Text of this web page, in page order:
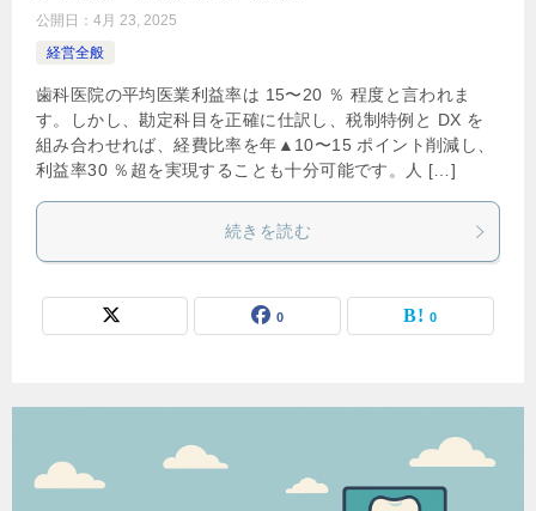
公開日： 4月 23, 2025
経営全般
歯科医院の平均医業利益率は 15〜20 ％ 程度と言われま
す。しかし、勘定科目を正確に仕訳し、税制特例と DX を
組み合わせれば、経費比率を年▲10〜15 ポイント削減し、
利益率30 ％超を実現することも十分可能です。人 […]
続きを読む
0 0